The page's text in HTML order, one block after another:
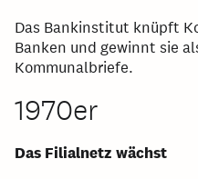
Das Bankinstitut knüpft
Banken und gewinnt sie
Kommunalbriefe.
1970er
Das Filialnetz wächst